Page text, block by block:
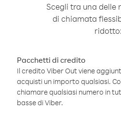
Scegli tra una delle
di chiamata
ridotto:
Pacchetti di credito
Il credito Viber Out viene
acquisti un importo qualsiasi.
chiamare qualsiasi numero in
basse di Viber.